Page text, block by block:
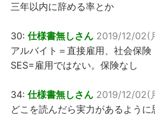
三年以内に辞める率とか
30: 仕様書無しさん 2019/12/02(
アルバイト＝直接雇用、社会保険
SES=雇用ではない。保険なし
34: 仕様書無しさん 2019/12/02(
どこを読んだら実力があるよう